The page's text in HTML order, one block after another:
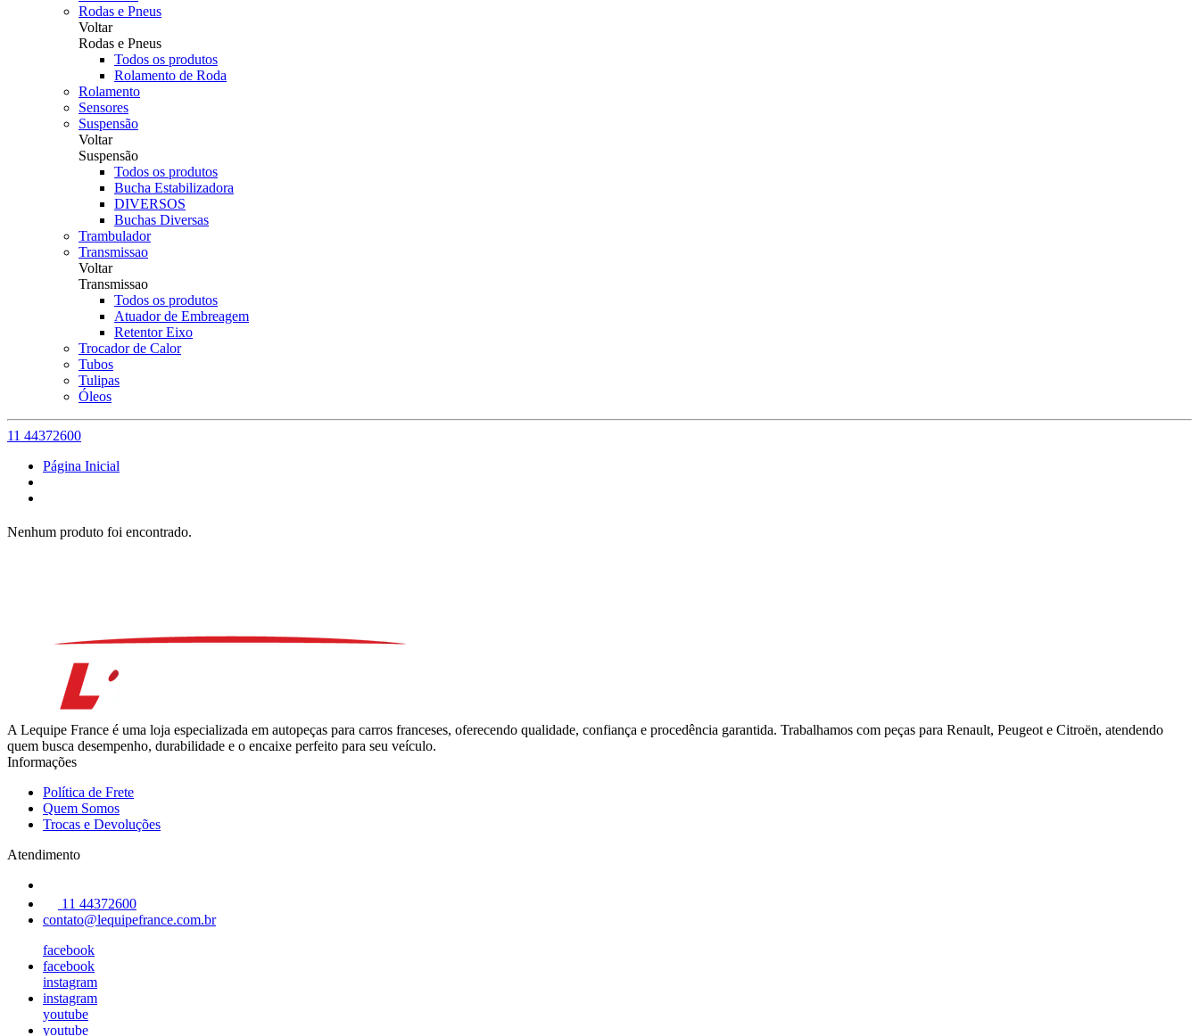
Rodas e Pneus
Voltar
Rodas e Pneus
Todos os produtos
Rolamento de Roda
Rolamento
Sensores
Suspensão
Voltar
Suspensão
Todos os produtos
Bucha Estabilizadora
DIVERSOS
Buchas Diversas
Trambulador
Transmissao
Voltar
Transmissao
Todos os produtos
Atuador de Embreagem
Retentor Eixo
Trocador de Calor
Tubos
Tulipas
Óleos
11 44372600
Página Inicial
Nenhum produto foi encontrado.
A Lequipe France é uma loja especializada em autopeças para carros franceses, oferecendo qualidade, confiança e procedência garantida. Trabalhamos com peças para Renault, Peugeot e Citroën, atendendo
quem busca desempenho, durabilidade e o encaixe perfeito para seu veículo.
Informações
Política de Frete
Quem Somos
Trocas e Devoluções
Atendimento
11 44372600
contato@lequipefrance.com.br
facebook
facebook
instagram
instagram
youtube
youtube